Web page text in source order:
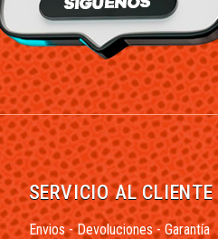
SERVICIO AL CLIENTE
Envios - Devoluciones - Garantía